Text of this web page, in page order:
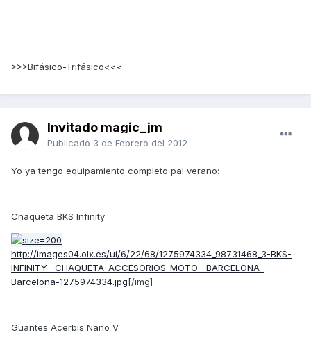
>>>Bifásico-Trifásico<<<
Invitado magic_jm
Publicado 3 de Febrero del 2012
Yo ya tengo equipamiento completo pal verano:
Chaqueta BKS Infinity
http://images04.olx.es/ui/6/22/68/1275974334_98731468_3-BKS-
INFINITY--CHAQUETA-ACCESORIOS-MOTO--BARCELONA-
Barcelona-1275974334.jpg[/img]
Guantes Acerbis Nano V